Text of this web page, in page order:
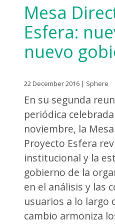
Mesa
Esfera:
nuevo
22 December 2016 | Sphere
En su segunda
periódica
noviembre, la
Proyecto Esfera
institucional y la
gobierno de la
en el análisis y las
usuarios a lo largo
cambio armoniza